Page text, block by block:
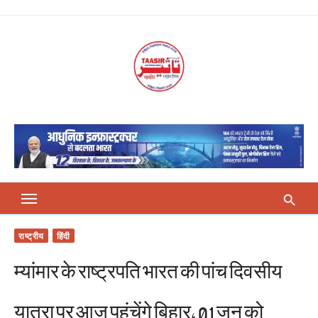
राष्ट्रीय हिंदी
म्यांमार के राष्ट्रपति भारत की पांच दिवसीय